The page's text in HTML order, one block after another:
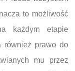
to możliwość
każdym etapie
również prawo do
mu przez